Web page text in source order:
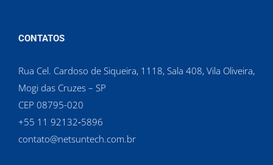
CONTATOS
Rua Cel. Cardoso de Siqueira, 1118, Sala 408, Vila Oliveira,
Mogi das Cruzes – SP
CEP 08795-020
‪+55 11 92132‑5896‬
contato@netsuntech.com.br